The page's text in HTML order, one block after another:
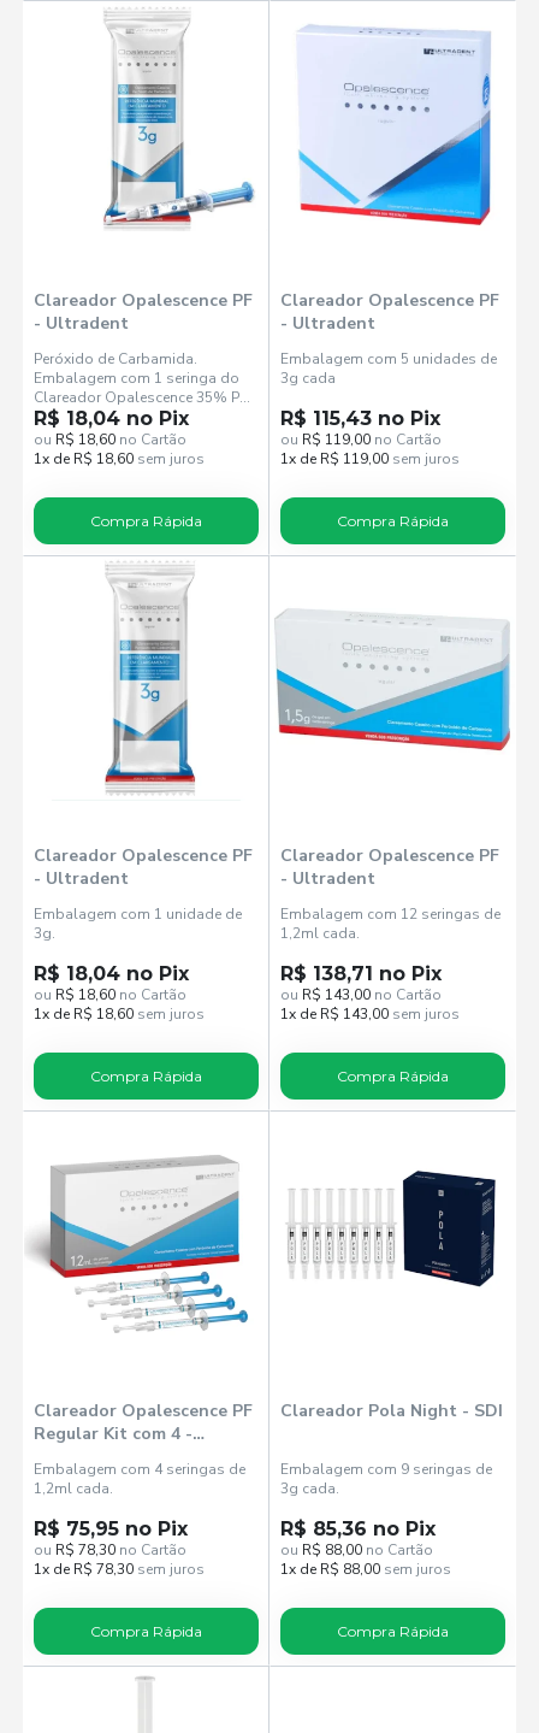
Clareador Opalescence PF
- Ultradent
Peróxido de Carbamida.
Embalagem com 1 seringa do
Clareador Opalescence 35% PF
Regular com 3g.
R$ 18,04 no Pix
ou R$ 18,60 no Cartão
1x de R$ 18,60 sem juros
Compra Rápida
Clareador Opalescence PF
- Ultradent
Embalagem com 5 unidades de
3g cada
R$ 115,43 no Pix
ou R$ 119,00 no Cartão
1x de R$ 119,00 sem juros
Compra Rápida
Clareador Opalescence PF
- Ultradent
Embalagem com 1 unidade de
3g.
R$ 18,04 no Pix
ou R$ 18,60 no Cartão
1x de R$ 18,60 sem juros
Compra Rápida
Clareador Opalescence PF
- Ultradent
Embalagem com 12 seringas de
1,2ml cada.
R$ 138,71 no Pix
ou R$ 143,00 no Cartão
1x de R$ 143,00 sem juros
Compra Rápida
Clareador Opalescence PF
Regular Kit com 4 -
Embalagem com 4 seringas de
1,2ml cada.
R$ 75,95 no Pix
ou R$ 78,30 no Cartão
1x de R$ 78,30 sem juros
Compra Rápida
Clareador Pola Night - SDI
Embalagem com 9 seringas de
3g cada.
R$ 85,36 no Pix
ou R$ 88,00 no Cartão
1x de R$ 88,00 sem juros
Compra Rápida